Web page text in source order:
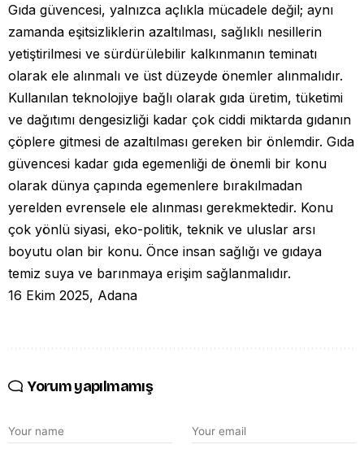
Gıda güvencesi, yalnızca açlıkla mücadele değil; aynı
zamanda eşitsizliklerin azaltılması, sağlıklı nesillerin
yetiştirilmesi ve sürdürülebilir kalkınmanın teminatı
olarak ele alınmalı ve üst düzeyde önemler alınmalıdır.
Kullanılan teknolojiye bağlı olarak gıda üretim, tüketimi
ve dağıtımı dengesizliği kadar çok ciddi miktarda gıdanın
çöplere gitmesi de azaltılması gereken bir önlemdir. Gıda
güvencesi kadar gıda egemenliği de önemli bir konu
olarak dünya çapında egemenlere bırakılmadan
yerelden evrensele ele alınması gerekmektedir. Konu
çok yönlü siyasi, eko-politik, teknik ve uluslar arsı
boyutu olan bir konu. Önce insan sağlığı ve gıdaya
temiz suya ve barınmaya erişim sağlanmalıdır.
16 Ekim 2025, Adana
Yorum yapılmamış